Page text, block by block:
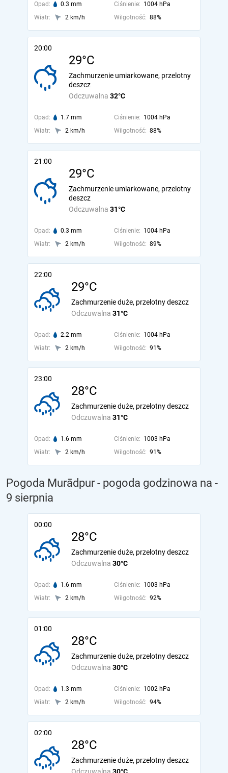
Opad: 0.3 mm Ciśnienie: 1004 hPa
Wiatr:
2 km/h Wilgotność: 88%
20:00
29°C
Odczuwalna 32°C
Zachmurzenie umiarkowane, przelotny
deszcz
Opad: 1.7 mm Ciśnienie: 1004 hPa
Wiatr:
2 km/h Wilgotność: 88%
21:00
29°C
Odczuwalna 31°C
Zachmurzenie umiarkowane, przelotny
deszcz
Opad: 0.3 mm Ciśnienie: 1004 hPa
Wiatr:
2 km/h Wilgotność: 89%
22:00
29°C
Odczuwalna 31°C
Zachmurzenie duże, przelotny deszcz
Opad: 2.2 mm Ciśnienie: 1004 hPa
Wiatr:
2 km/h Wilgotność: 91%
23:00
28°C
Odczuwalna 31°C
Zachmurzenie duże, przelotny deszcz
Opad: 1.6 mm Ciśnienie: 1003 hPa
Wiatr:
2 km/h Wilgotność: 91%
Pogoda Murādpur - pogoda godzinowa na -
9 sierpnia
00:00
28°C
Odczuwalna 30°C
Zachmurzenie duże, przelotny deszcz
Opad: 1.6 mm Ciśnienie: 1003 hPa
Wiatr:
2 km/h Wilgotność: 92%
01:00
28°C
Odczuwalna 30°C
Zachmurzenie duże, przelotny deszcz
Opad: 1.3 mm Ciśnienie: 1002 hPa
Wiatr:
2 km/h Wilgotność: 94%
02:00
28°C
Zachmurzenie duże, przelotny deszcz